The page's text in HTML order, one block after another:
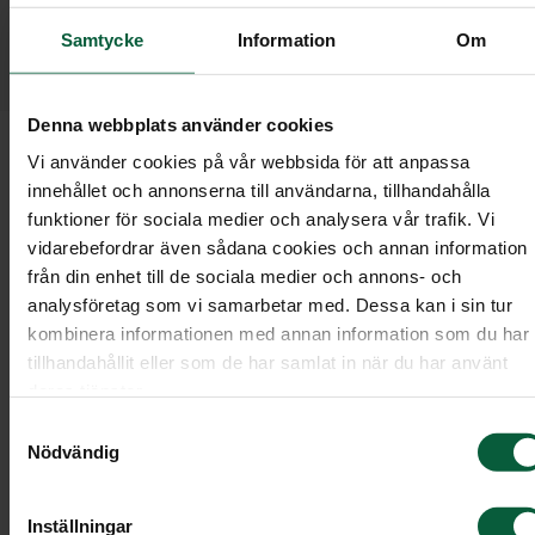
Samtycke Information Om
Denna webbplats använder cookies
Vi använder cookies på vår webbsida för att anpassa
innehållet och annonserna till användarna, tillhandahålla
funktioner för sociala medier och analysera vår trafik. Vi
vidarebefordrar även sådana cookies och annan information
från din enhet till de sociala medier och annons- och
analysföretag som vi samarbetar med. Dessa kan i sin tur
kombinera informationen med annan information som du har
tillhandahållit eller som de har samlat in när du har använt
Nödvändig
Inställningar
Kundombudsman dit du kan vända dig om du
är missnöjd.
Om du har frågor kring ett ärende eller vill ha en
förklaring kontaktar du i första hand din
kundrådgivare, dennes chef eller distriktschefen.
Tillsammans kan ni då gå igenom vad som har
hänt. Många ärenden blir uppklarade redan här.
Men kommer ni inte fram till någon lösning kan
vända dig till vår Kundombudsman.
Kontakta Kundombudsmannen
Här granskas hela ärendet på nytt varpå en ny